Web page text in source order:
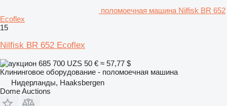
поломоечная машина Nilfisk BR 652
Ecoflex
15
Nilfisk BR 652 Ecoflex
685 700 UZS 50 € ≈ 57,77 $
Клининговое оборудование - поломоечная машина
Нидерланды, Haaksbergen
Dome Auctions